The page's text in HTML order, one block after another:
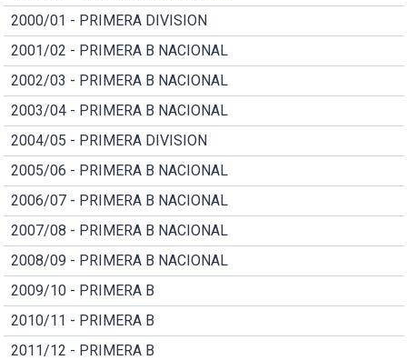
2000/01 - PRIMERA DIVISION
2001/02 - PRIMERA B NACIONAL
2002/03 - PRIMERA B NACIONAL
2003/04 - PRIMERA B NACIONAL
2004/05 - PRIMERA DIVISION
2005/06 - PRIMERA B NACIONAL
2006/07 - PRIMERA B NACIONAL
2007/08 - PRIMERA B NACIONAL
2008/09 - PRIMERA B NACIONAL
2009/10 - PRIMERA B
2010/11 - PRIMERA B
2011/12 - PRIMERA B